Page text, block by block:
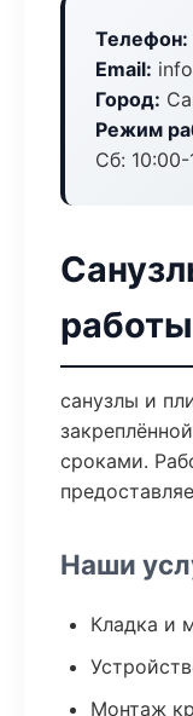
Телефон:
Email:
Город:
Режим
Сб: 10:00-
санузлы и
сроками.
Наши
Кладка и
Монтаж